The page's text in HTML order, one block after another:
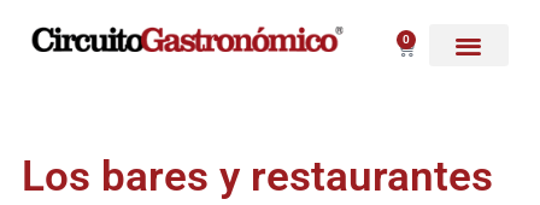
0
Carrito
Los bares y restaurantes